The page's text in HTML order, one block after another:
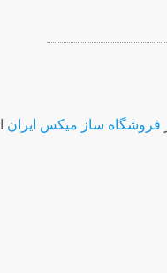
فروشگاه ساز ميکس ايران